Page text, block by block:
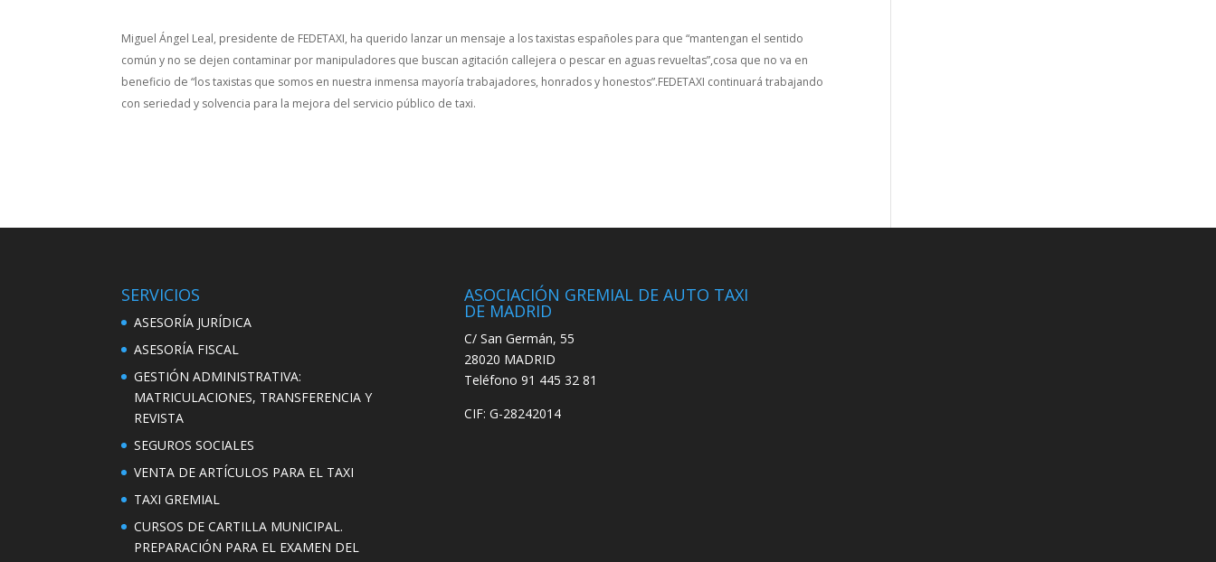
Miguel Ángel Leal, presidente de FEDETAXI, ha querido lanzar un mensaje a los taxistas españoles para que “mantengan el sentido
común y no se dejen contaminar por manipuladores que buscan agitación callejera o pescar en aguas revueltas”,cosa que no va en
beneficio de “los taxistas que somos en nuestra inmensa mayoría trabajadores, honrados y honestos”.FEDETAXI continuará trabajando
con seriedad y solvencia para la mejora del servicio público de taxi.
SERVICIOS
ASESORÍA JURÍDICA
ASESORÍA FISCAL
GESTIÓN ADMINISTRATIVA:
MATRICULACIONES, TRANSFERENCIA Y
REVISTA
SEGUROS SOCIALES
VENTA DE ARTÍCULOS PARA EL TAXI
TAXI GREMIAL
CURSOS DE CARTILLA MUNICIPAL.
PREPARACIÓN PARA EL EXAMEN DEL
ASOCIACIÓN GREMIAL DE AUTO TAXI
DE MADRID
C/ San Germán, 55
28020 MADRID
Teléfono 91 445 32 81
CIF: G-28242014